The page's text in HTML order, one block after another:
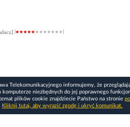
Telekomunikacyjnego informujemy, że
komputerze niezbędnych do jej poprawnego
plików cookie znajdziecie Państwo na stronie
Kliknij tutaj, aby wyrazić zgodę i ukryć komunikat.